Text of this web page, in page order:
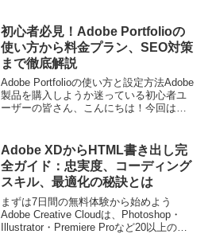
アートライフをサポートします。さあ、
一緒に水彩画...
初心者必見！Adobe Portfolioの
使い方から料金プラン、SEO対策
まで徹底解説
Adobe Portfolioの使い方と設定方法Adobe
製品を購入しようか迷っている初心者ユ
ーザーの皆さん、こんにちは！今回は、
線からその魅力と使い方...
Adobe XDからHTML書き出し完
全ガイド：忠実度、コーディング
スキル、最適化の秘訣とは
まずは7日間の無料体験から始めよう
Adobe Creative Cloudは、Photoshop・
Illustrator・Premiere Proなど20以上のア